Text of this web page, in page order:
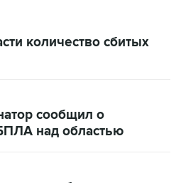
над областью
Москвы перекрыто